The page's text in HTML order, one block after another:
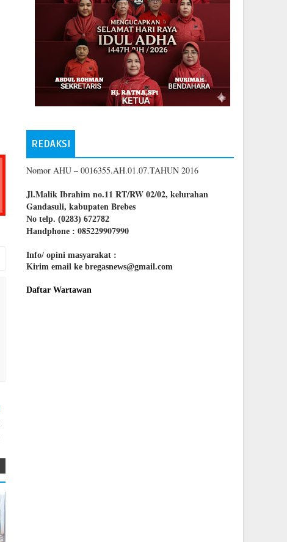
REDAKSI
Nomor AHU – 0016355.AH.01.07.TAHUN 2016
Jl.Malik Ibrahim no.11 RT/RW 02/02, kelurahan
Gandasuli, kabupaten Brebes
No telp. (0283) 672782
Handphone : 085229907990
Info/ opini masyarakat :
Kirim email ke bregasnews@gmail.com
Daftar Wartawan